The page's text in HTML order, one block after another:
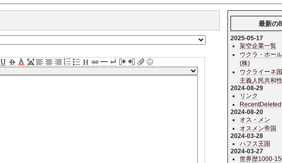
最新の
2025-05-17
架空企業一覧
ウクラ・ホー
(株)
ウクライーネ
主義人民共和
2024-08-29
リンク
RecentDeleted
2024-08-20
オス・メン
オスメン帝国
2024-03-28
ハフス王国
2024-03-27
世界歴1000-